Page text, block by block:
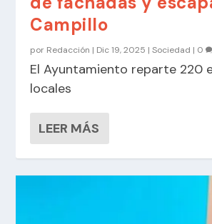
Campillo
por Redacción | Dic 19, 2025 |Sociedad | 0
El Ayuntamiento reparte 220
locales
LEER MÁS